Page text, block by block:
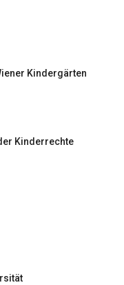
Kindergärten
Kinderrechte